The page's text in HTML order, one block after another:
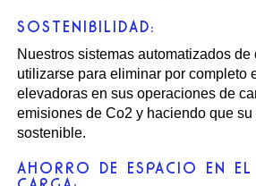
SOSTENIBILIDAD:
Nuestros sistemas automatizados
utilizarse para eliminar por completo
elevadoras en sus operaciones de
emisiones de Co2 y haciendo que
sostenible.
AHORRO DE ESPACIO EN EL